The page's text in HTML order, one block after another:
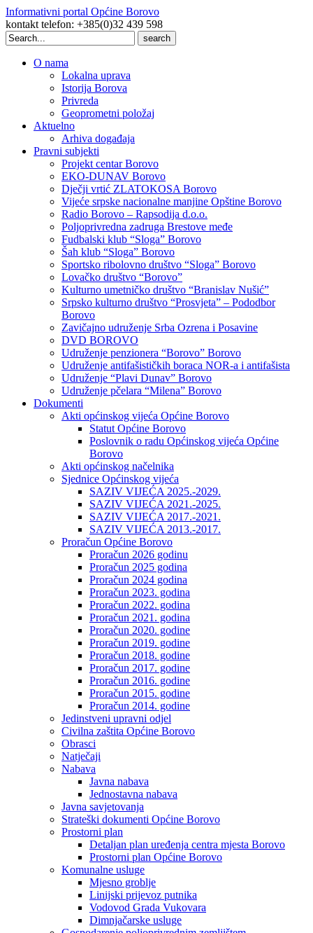
Informativni portal Općine Borovo
kontakt telefon: +385(0)32 439 598
Search
for:
O nama
Lokalna uprava
Istorija Borova
Privreda
Geoprometni položaj
Aktuelno
Arhiva događaja
Pravni subjekti
Projekt centar Borovo
EKO-DUNAV Borovo
Dječji vrtić ZLATOKOSA Borovo
Vijeće srpske nacionalne manjine Opštine Borovo
Radio Borovo – Rapsodija d.o.o.
Poljoprivredna zadruga Brestove međe
Fudbalski klub “Sloga” Borovo
Šah klub “Sloga” Borovo
Sportsko ribolovno društvo “Sloga” Borovo
Lovačko društvo “Borovo”
Kulturno umetničko društvo “Branislav Nušić”
Srpsko kulturno društvo “Prosvjeta” – Pododbor
Borovo
Zavičajno udruženje Srba Ozrena i Posavine
DVD BOROVO
Udruženje penzionera “Borovo” Borovo
Udruženje antifašističkih boraca NOR-a i antifašista
Udruženje “Plavi Dunav” Borovo
Udruženje pčelara “Milena” Borovo
Dokumenti
Akti općinskog vijeća Općine Borovo
Statut Općine Borovo
Poslovnik o radu Općinskog vijeća Općine
Borovo
Akti općinskog načelnika
Sjednice Općinskog vijeća
SAZIV VIJEĆA 2025.-2029.
SAZIV VIJEĆA 2021.-2025.
SAZIV VIJEĆA 2017.-2021.
SAZIV VIJEĆA 2013.-2017.
Proračun Općine Borovo
Proračun 2026 godinu
Proračun 2025 godina
Proračun 2024 godina
Proračun 2023. godina
Proračun 2022. godina
Proračun 2021. godina
Proračun 2020. godine
Proračun 2019. godine
Proračun 2018. godine
Proračun 2017. godine
Proračun 2016. godine
Proračun 2015. godine
Proračun 2014. godine
Jedinstveni upravni odjel
Civilna zaštita Općine Borovo
Obrasci
Natječaji
Nabava
Javna nabava
Jednostavna nabava
Javna savjetovanja
Strateški dokumenti Općine Borovo
Prostorni plan
Detaljan plan uređenja centra mjesta Borovo
Prostorni plan Općine Borovo
Komunalne usluge
Mjesno groblje
Linijski prijevoz putnika
Vodovod Grada Vukovara
Dimnjačarske usluge